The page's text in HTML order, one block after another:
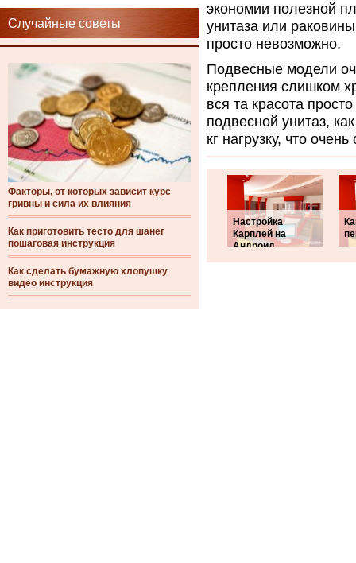
Случайные советы
Факторы, от которых зависит курс
гривны и сила их влияния
Как приготовить тесто для шанег
пошаговая инструкция
Как сделать бумажную хлопушку
видео инструкция
экономии полезной
унитаза или
просто невозможно.
Подвесные модели
крепления слишком
вся та красота
подвесной унитаз,
кг нагрузку, что
Настройка
Карплей на
Андроид